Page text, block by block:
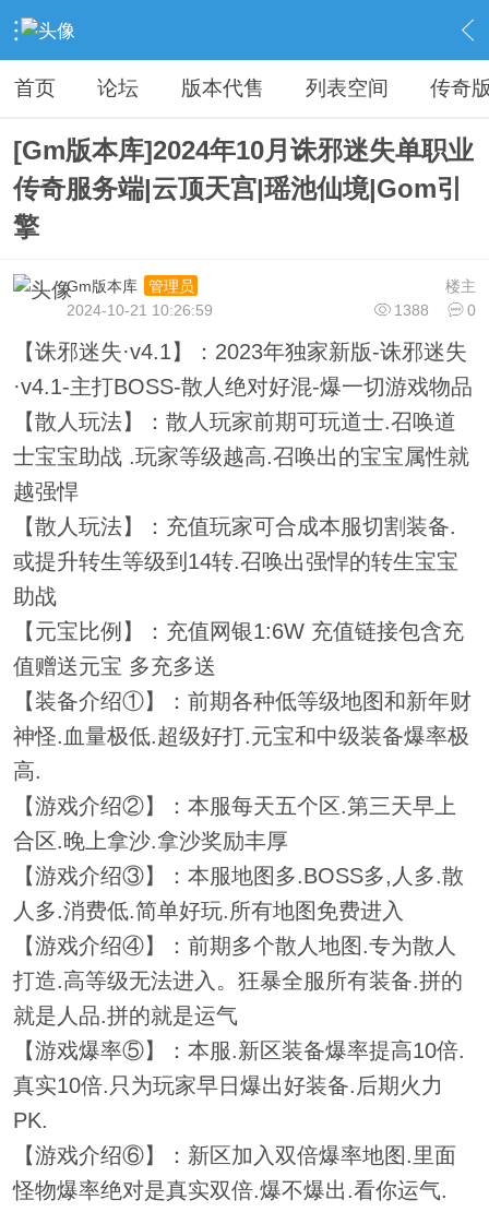
› 传奇私服专区 › 传奇商业版本免费下载 › 内容
首页 论坛 版本代售 列表空间 传奇
[Gm版本库]2024年10月诛邪迷失单职业
传奇服务端|云顶天宫|瑶池仙境|Gom引
擎
楼主
Gm版本库
管理员
1388
0
2024-10-21 10:26:59
【诛邪迷失·v4.1】：2023年独家新版-诛邪迷失
·v4.1-主打BOSS-散人绝对好混-爆一切游戏物品
【散人玩法】：散人玩家前期可玩道士.召唤道
士宝宝助战 .玩家等级越高.召唤出的宝宝属性就
越强悍
【散人玩法】：充值玩家可合成本服切割装备.
或提升转生等级到14转.召唤出强悍的转生宝宝
助战
【元宝比例】：充值网银1:6W 充值链接包含充
值赠送元宝 多充多送
【装备介绍①】：前期各种低等级地图和新年财
神怪.血量极低.超级好打.元宝和中级装备爆率极
高.
【游戏介绍②】：本服每天五个区.第三天早上
合区.晚上拿沙.拿沙奖励丰厚
【游戏介绍③】：本服地图多.BOSS多,人多.散
人多.消费低.简单好玩.所有地图免费进入
【游戏介绍④】：前期多个散人地图.专为散人
打造.高等级无法进入。狂暴全服所有装备.拼的
就是人品.拼的就是运气
【游戏爆率⑤】：本服.新区装备爆率提高10倍.
真实10倍.只为玩家早日爆出好装备.后期火力
PK.
【游戏介绍⑥】：新区加入双倍爆率地图.里面
怪物爆率绝对是真实双倍.爆不爆出.看你运气.